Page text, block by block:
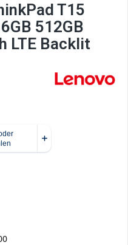
T15
512GB
LTE Backlit